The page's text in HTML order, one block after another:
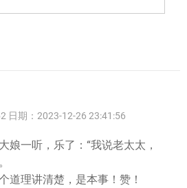
日期：2023-12-26 23:41:56
娘一听，乐了：“我说老太太，
道理讲清楚，是本事！赞！